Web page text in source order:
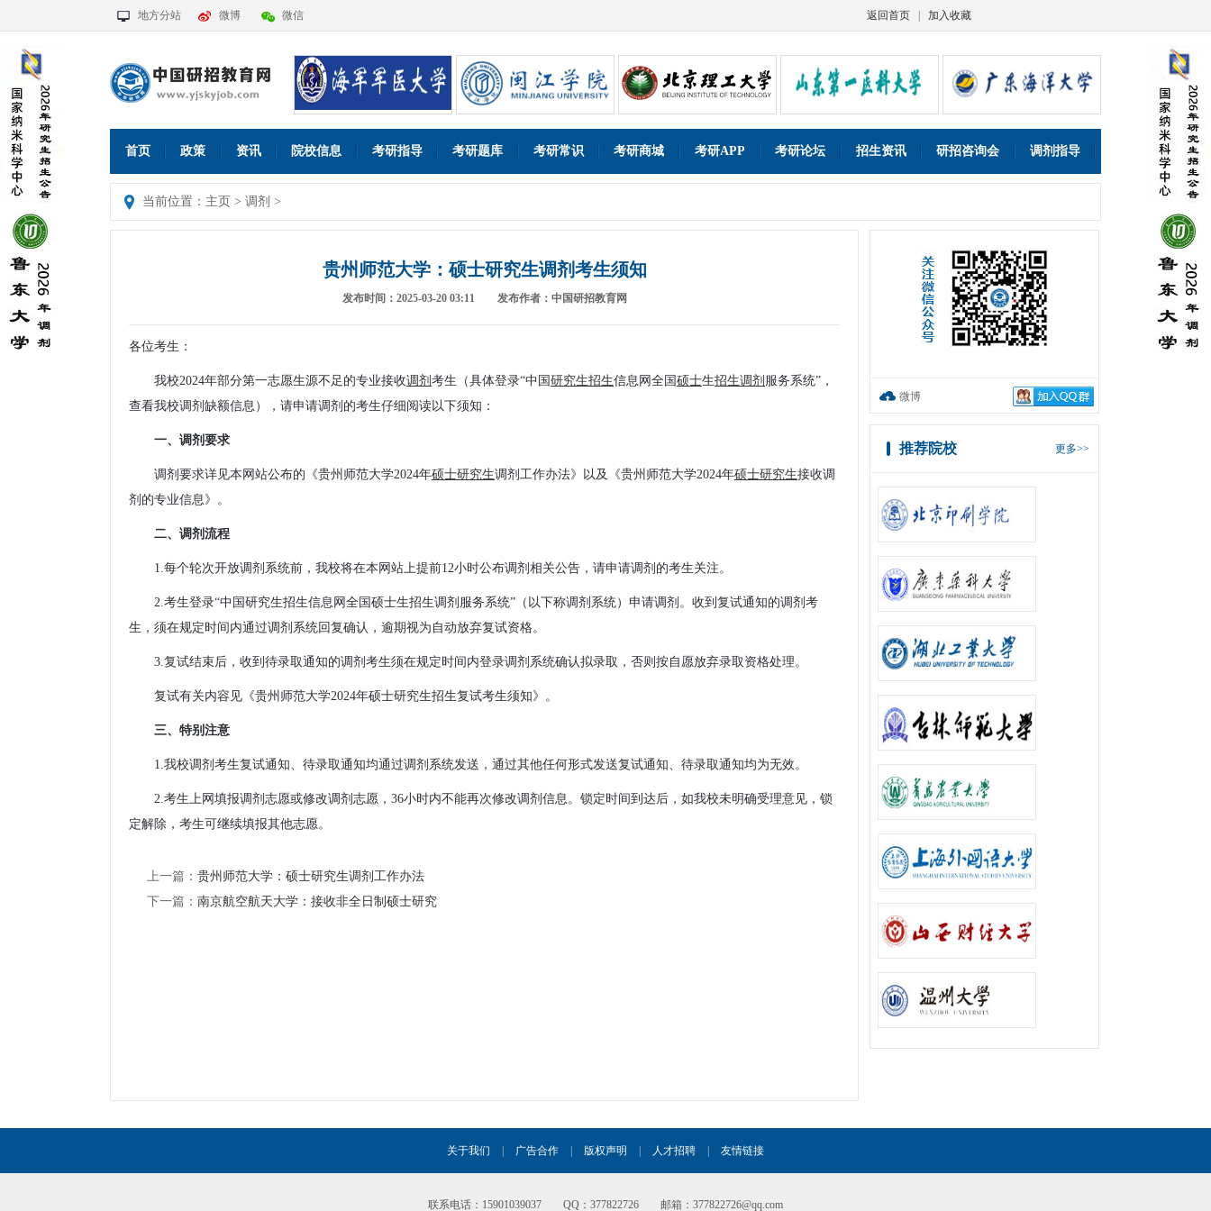
地方分站 微博 微信 返回首页 加入收藏
首页 政策 资讯 院校信息 考研指导 考研题库 考研常识 考研商城 考研APP 考研论坛 招生资讯 研招咨询会 调剂指导
当前位置： 主页 > 调剂 >
贵州师范大学：硕士研究生调剂考生须知
发布时间：2025-03-20 03:11 发布作者：中国研招教育网
各位考生：
我校2024年部分第一志愿生源不足的专业接收调剂 考生（具体登录“中国 研究生招生信息网全国 硕士生招生调剂 服务系统”，
查看我校调剂缺额信息），请申请调剂的考生仔细阅读以下须知：
一、调剂要求
调剂要求详见本网站公布的《贵州师范大学2024年硕士研究生调剂工作办法》以及《贵州师范大学2024年硕士研究生接收调
剂的专业信息》。
二、调剂流程
1.每个轮次开放调剂系统前，我校将在本网站上提前12小时公布调剂相关公告，请申请调剂的考生关注。
2.考生登录“中国研究生招生信息网全国硕士生招生调剂服务系统”（以下称调剂系统）申请调剂。收到复试通知的调剂考
生，须在规定时间内通过调剂系统回复确认，逾期视为自动放弃复试资格。
3.复试结束后，收到待录取通知的调剂考生须在规定时间内登录调剂系统确认拟录取，否则按自愿放弃录取资格处理。
复试有关内容见《贵州师范大学2024年硕士研究生招生复试考生须知》。
三、特别注意
1.我校调剂考生复试通知、待录取通知均通过调剂系统发送，通过其他任何形式发送复试通知、待录取通知均为无效。
2.考生上网填报调剂志愿或修改调剂志愿，36小时内不能再次修改调剂信息。锁定时间到达后，如我校未明确受理意见，锁
定解除，考生可继续填报其他志愿。
上一篇： 贵州师范大学：硕士研究生调剂工作办法
下一篇： 南京航空航天大学：接收非全日制硕士研究
微博
更多>>
推荐院校
关于我们 广告合作 版权声明 人才招聘 友情链接
联系电话：15901039037 QQ：377822726 邮箱：377822726@qq.com